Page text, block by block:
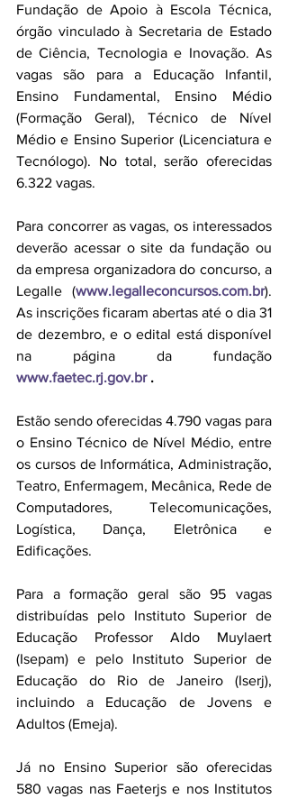
Fundação de Apoio à Escola Técnica,
órgão vinculado à Secretaria de Estado
de Ciência, Tecnologia e Inovação. As
vagas são para a Educação Infantil,
Ensino Fundamental, Ensino Médio
(Formação Geral), Técnico de Nível
Médio e Ensino Superior (Licenciatura e
Tecnólogo). No total, serão oferecidas
6.322 vagas.
Para concorrer as vagas, os interessados
deverão acessar o site da fundação ou
da empresa organizadora do concurso, a
Legalle (www.legalleconcursos.com.br).
As inscrições ficaram abertas até o dia 31
de dezembro, e o edital está disponível
www.faetec.rj.gov.br .
Estão sendo oferecidas 4.790 vagas para
o Ensino Técnico de Nível Médio, entre
os cursos de Informática, Administração,
Teatro, Enfermagem, Mecânica, Rede de
Computadores, Telecomunicações,
Logística, Dança, Eletrônica e
Edificações.
Para a formação geral são 95 vagas
distribuídas pelo Instituto Superior de
Educação Professor Aldo Muylaert
(Isepam) e pelo Instituto Superior de
Educação do Rio de Janeiro (Iserj),
incluindo a Educação de Jovens e
Adultos (Emeja).
Já no Ensino Superior são oferecidas
580 vagas nas Faeterjs e nos Institutos